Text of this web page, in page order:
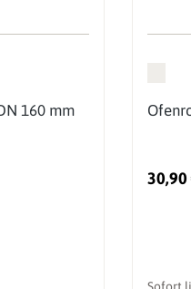
160 mm
30,90